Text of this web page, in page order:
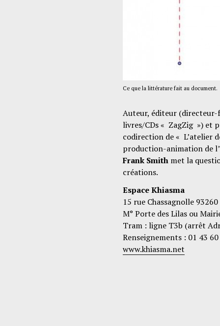
Ce que la littérature fait au document.
Auteur, éditeur (directeur-
livres/CDs « ZagZig ») et
codirection de « L’atelier
production-animation de
Frank Smith met la
créations.
Espace Khiasma
15 rue Chassagnolle
M° Porte des Lilas ou
Tram : ligne T3b (arrêt
Renseignements : 01 43
www.khiasma.net